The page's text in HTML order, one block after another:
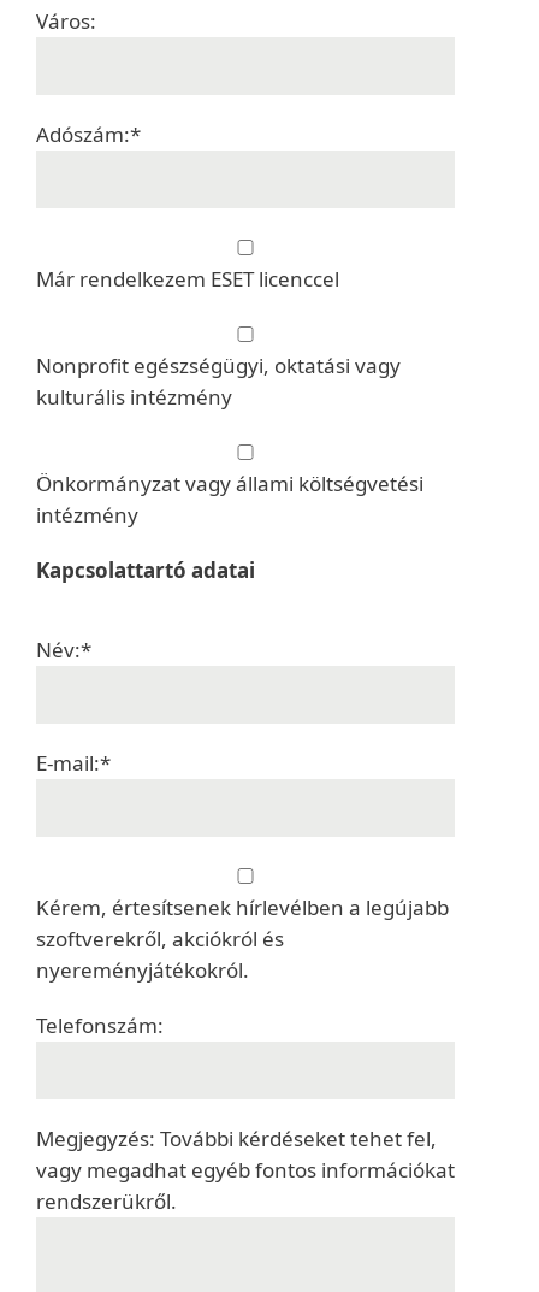
Város:
Adószám:*
Már rendelkezem ESET licenccel
Nonprofit egészségügyi, oktatási vagy
kulturális intézmény
Önkormányzat vagy állami költségvetési
intézmény
Kapcsolattartó adatai
Név:*
E-mail:*
Kérem, értesítsenek hírlevélben a legújabb
szoftverekről, akciókról és
nyereményjátékokról.
Telefonszám:
Megjegyzés: További kérdéseket tehet fel,
vagy megadhat egyéb fontos információkat
rendszerükről.